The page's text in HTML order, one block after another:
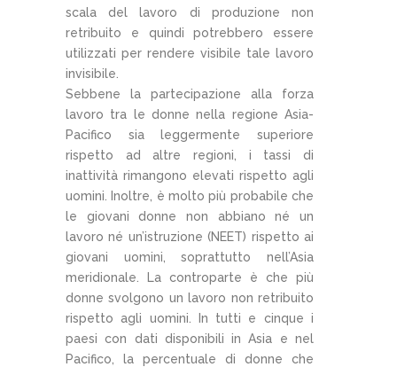
scala del lavoro di produzione non
retribuito e quindi potrebbero essere
utilizzati per rendere visibile tale lavoro
invisibile.
Sebbene la partecipazione alla forza
lavoro tra le donne nella regione Asia-
Pacifico sia leggermente superiore
rispetto ad altre regioni, i tassi di
inattività rimangono elevati rispetto agli
uomini. Inoltre, è molto più probabile che
le giovani donne non abbiano né un
lavoro né un’istruzione (NEET) rispetto ai
giovani uomini, soprattutto nell’Asia
meridionale. La controparte è che più
donne svolgono un lavoro non retribuito
rispetto agli uomini. In tutti e cinque i
paesi con dati disponibili in Asia e nel
Pacifico, la percentuale di donne che